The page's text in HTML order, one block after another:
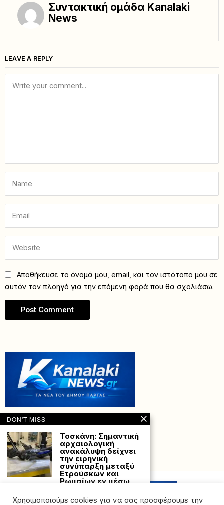
Συντακτική ομάδα Kanalaki
News
LEAVE A REPLY
Αποθήκευσε το όνομά μου, email, και τον ιστότοπο μου σε
αυτόν τον πλοηγό για την επόμενη φορά που θα σχολιάσω.
Powered with by Hostville”)
Χρησιμοποιούμε cookies για να σας προσφέρουμε την
DON'T MISS
Τοσκάνη: Σημαντική
αρχαιολογική
ανακάλυψη δείχνει
την ειρηνική
συνύπαρξη μεταξύ
Ετρούσκων και
Ρωμαίων εν μέσω
Στο Σαν Κασιάνο ντέι